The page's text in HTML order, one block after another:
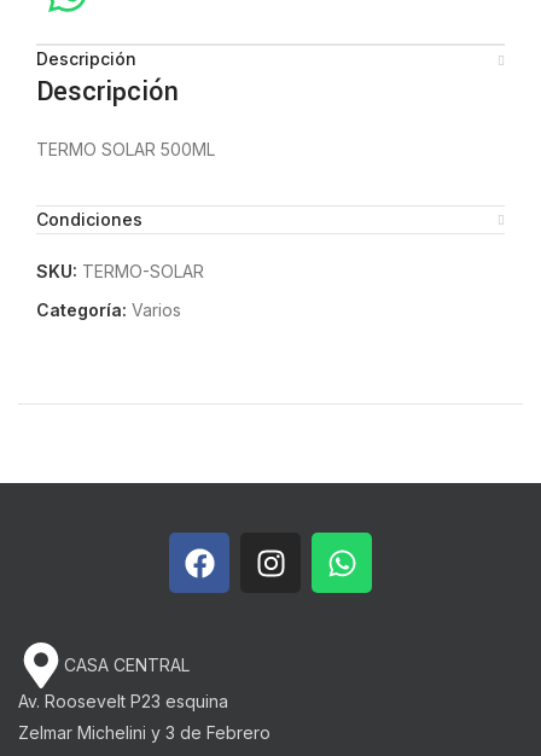
Descripción
Descripción
TERMO SOLAR 500ML
Condiciones
SKU: TERMO-SOLAR
Categoría: Varios
CASA CENTRAL
Av. Roosevelt P23 esquina
Zelmar Michelini y 3 de Febrero​